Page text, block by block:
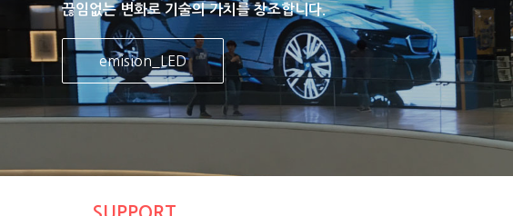
끊임없는 변화로 기술의 가치를 창조합니다.
emision_LED